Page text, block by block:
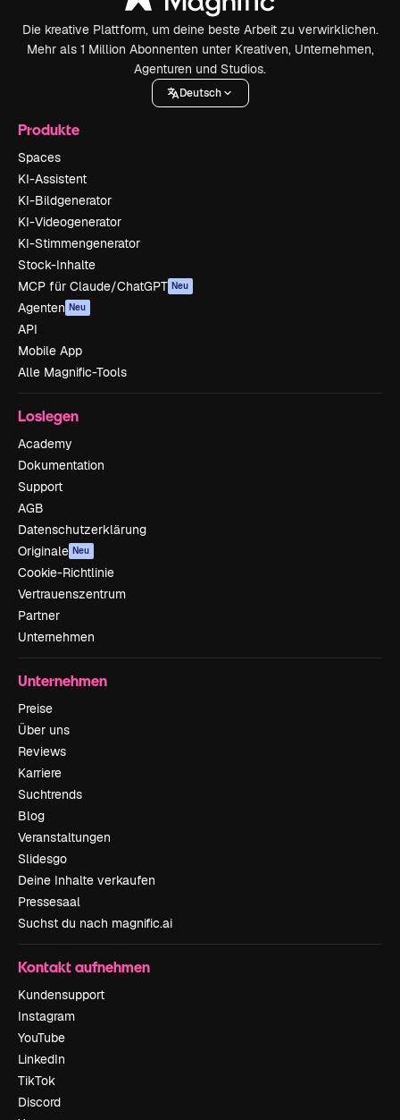
Die kreative Plattform, um deine beste Arbeit zu verwirklichen.
Mehr als 1 Million Abonnenten unter Kreativen, Unternehmen,
Agenturen und Studios.
Deutsch
Produkte
Spaces
KI-Assistent
KI-Bildgenerator
KI-Videogenerator
KI-Stimmengenerator
Stock-Inhalte
MCP für Claude/ChatGPT Neu
Agenten Neu
API
Mobile App
Alle Magnific-Tools
Loslegen
Academy
Dokumentation
Support
AGB
Datenschutzerklärung
Originale Neu
Cookie-Richtlinie
Vertrauenszentrum
Partner
Unternehmen
Unternehmen
Preise
Über uns
Reviews
Karriere
Suchtrends
Blog
Veranstaltungen
Slidesgo
Deine Inhalte verkaufen
Pressesaal
Suchst du nach magnific.ai
Kontakt aufnehmen
Kundensupport
Instagram
YouTube
LinkedIn
TikTok
Discord